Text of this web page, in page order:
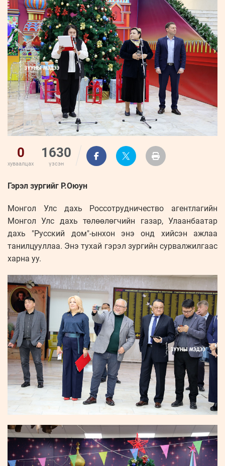
Бүртгүүлэх
Нэвтрэх
Бизнес
хөгжил
Leaderships
forum
ФОТО
УРЛАГ
ҮНДЭСНИЙ
МЭДЭЭЛЛИЙН
ТӨВ
ВИДЕО
ZUUNII
MEDEE
WEEKLY
0
хуваалцах
1630
үзсэн
Гэрэл зургийг Р.Оюун
Монгол Улс дахь Россотрудничество агентлагийн
Монгол Улс дахь төлөөлөгчийн газар, Улаанбаатар
дахь "Русский дом"-ынхон энэ онд хийсэн ажлаа
танилцууллаа. Энэ тухай гэрэл зургийн сурвалжилгаас
харна уу.